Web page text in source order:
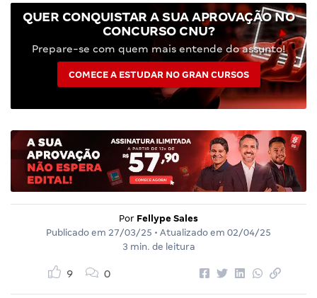
QUER CONQUISTAR A SUA APROVAÇÃO NO
CONCURSO CNU?
Prepare-se com quem mais entende do assunto!
COMECE A ESTUDAR NO GRAN CURSOS
Por Fellype Sales
Publicado em 27/03/25 • Atualizado em 02/04/25
3 min. de leitura
9 0